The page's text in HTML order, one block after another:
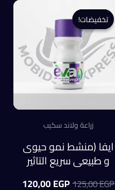
تخفيضات!
تخفيضات!
زراعة ولاند سكيب
ايفا (منشط نمو حيوى
و طبيعى سريع التاثير
125,00EGP السعر120,00EGP